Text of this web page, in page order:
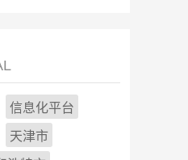
信息化平台
天津市